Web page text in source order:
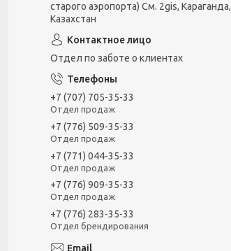
старого аэропорта) См. 2gis, Караганда,
Казахстан
Отдел по заботе о клиентах
+7 (707) 705-35-33
Отдел продаж
+7 (776) 509-35-33
Отдел продаж
+7 (771) 044-35-33
Отдел продаж
+7 (776) 909-35-33
Отдел продаж
+7 (776) 283-35-33
Отдел брендирования